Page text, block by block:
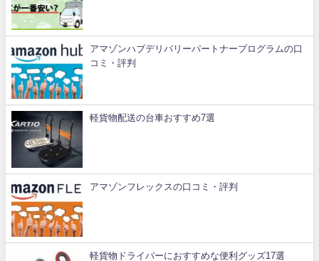
アマゾンハブデリバリーパートナープログラムの口
コミ・評判
軽貨物配送の台車おすすめ7選
アマゾンフレックスの口コミ・評判
軽貨物ドライバーにおすすめな便利グッズ17選